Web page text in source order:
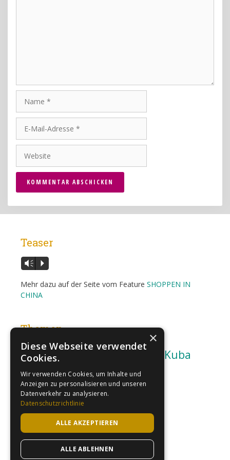
Mail-
Adresse
Teaser
Audio-
Player
Vm P
Mehr dazu auf der Seite vom Feature SHOPPEN IN
CHINA
Themen
AfrikaGesellschaft Kuba
Musik Umwelt
Kontakt / Contact
Ihre Anfrage bitte an / please email me at
lorenz@rollhaeuser.de
×
Diese Webseite verwendet
Cookies.
Wir verwenden Cookies, um Inhalte und
Anzeigen zu personalisieren und unseren
Datenverkehr zu analysieren.
Datenschutzrichtlinie
ALLE AKZEPTIEREN
ALLE ABLEHNEN